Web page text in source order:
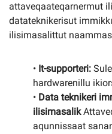
attaveqaateqarnermut
datateknikerisut
ilisimasalittut
• It-supporteri:
hardwarenillu
• Data teknikeri
ilisimasalik
aqunnissaat